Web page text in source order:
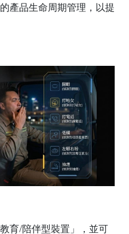
產品生命周期管理，以提
育/陪伴型裝置」，並可